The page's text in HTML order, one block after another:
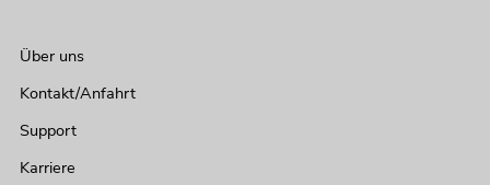
Über uns
Kontakt/Anfahrt
Support
Karriere